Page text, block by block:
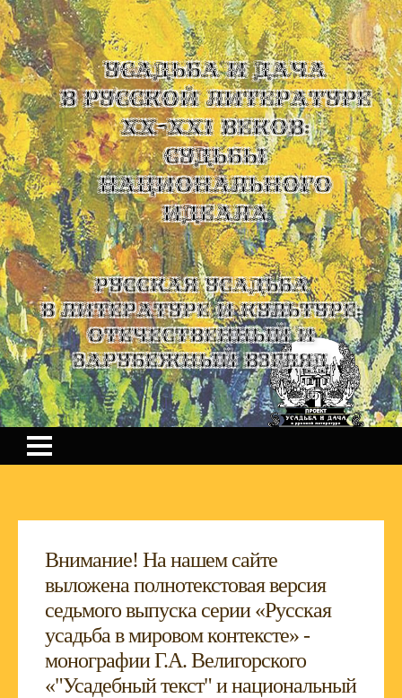
УСАДЬБА И ДАЧА
В РУССКОЙ ЛИТЕРАТУРЕ
XX-XXI ВЕКОВ:
СУДЬБЫ
НАЦИОНАЛЬНОГО
ИДЕАЛА
Русская усадьба
в литературе и культуре:
отечественный и
зарубежный взгляд
Внимание! На нашем сайте
выложена полнотекстовая версия
седьмого выпуска серии «Русская
усадьба в мировом контексте» -
монографии Г.А. Велигорского
«"Усадебный текст" и национальный